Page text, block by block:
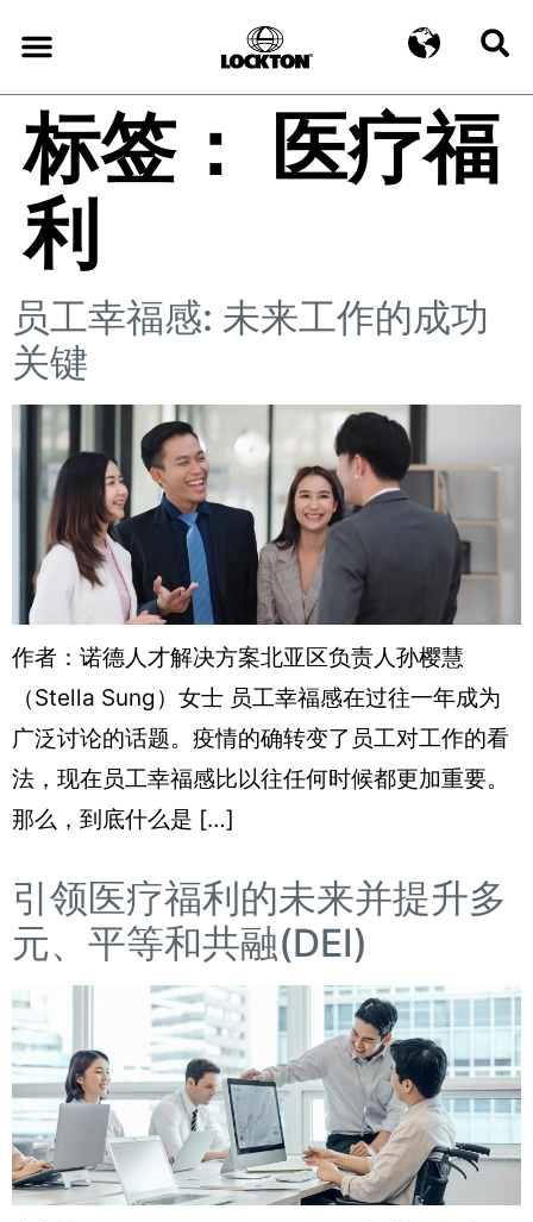
标签：
医疗福
利
员工幸福感: 未来工作的成功
关键
作者：诺德人才解决方案北亚区负责人孙樱慧
（Stella Sung）女士 员工幸福感在过往一年成为
广泛讨论的话题。疫情的确转变了员工对工作的看
法，现在员工幸福感比以往任何时候都更加重要。
那么，到底什么是 […]
引领医疗福利的未来并提升多
元、平等和共融(DEI)